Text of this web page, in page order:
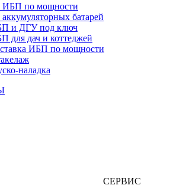
ИБП по мощности
батарей
и ДГУ под ключ
для дач и коттеджей
ИБП по мощности
наладка
СЕРВИС